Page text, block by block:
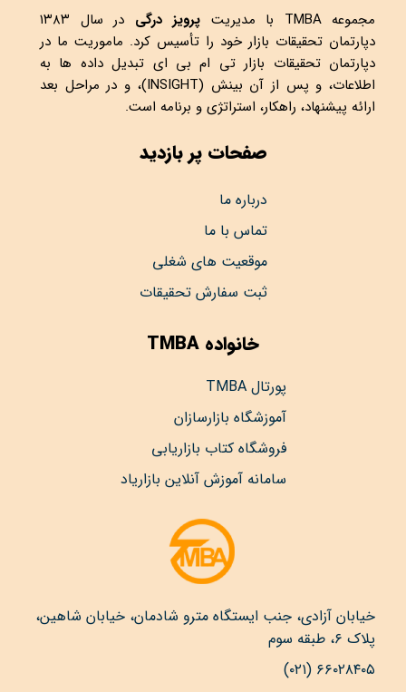
مجموعهTMBA با مدیریت پرویز درگی
در سال ۱۳۸۳
دپارتمان تحقیقات بازار خود را تأسیس کرد. ماموریت ما در
دپارتمان تحقیقات بازار تی ام بی ای تبدیل داده ها به
اطلاعات، و پس از آن بینش (INSIGHT)، و در مراحل بعد
ارائه پیشنهاد، راهکار، استراتژی و برنامه است.
صفحات پر بازدید
درباره ما
تماس با ما
موقعیت های شغلی
ثبت سفارش تحقیقات
خانواده TMBA
پورتال TMBA
آموزشگاه بازارسازان
فروشگاه کتاب بازاریابی
سامانه آموزش آنلاین بازاریاد
خیابان آزادی، جنب ایستگاه مترو شادمان، خیابان شاهین،
پلاک ۶، طبقه سوم
۶۶۰۲۸۴۰۵ (۰۲۱)